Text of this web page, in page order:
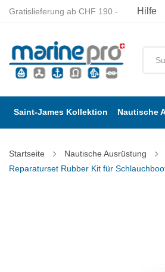
Gratislieferung ab CHF 190.- Hilfe
Saint-James Kollektion Nautische
Startseite Nautische Ausrüstung
Reparaturset Rubber Kit für